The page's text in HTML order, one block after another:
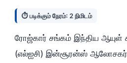
⏱️ படிக்கும் நேரம்: 2 நிமிடம்
ரோஜ்கார் சங்கம் இந்திய ஆயுள்
(எல்ஐசி) இன்சூரன்ஸ் ஆலோசகர்